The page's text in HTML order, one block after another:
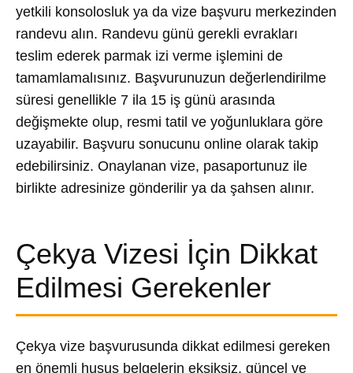
yetkili konsolosluk ya da vize başvuru merkezinden
randevu alın. Randevu günü gerekli evrakları
teslim ederek parmak izi verme işlemini de
tamamlamalısınız. Başvurunuzun değerlendirilme
süresi genellikle 7 ila 15 iş günü arasında
değişmekte olup, resmi tatil ve yoğunluklara göre
uzayabilir. Başvuru sonucunu online olarak takip
edebilirsiniz. Onaylanan vize, pasaportunuz ile
birlikte adresinize gönderilir ya da şahsen alınır.
Çekya Vizesi İçin Dikkat
Edilmesi Gerekenler
Çekya vize başvurusunda dikkat edilmesi gereken
en önemli husus belgelerin eksiksiz, güncel ve